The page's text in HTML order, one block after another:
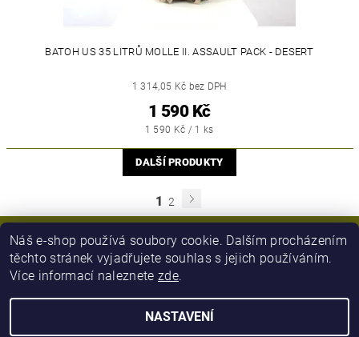
BATOH US 35 LITRŮ MOLLE II. ASSAULT PACK - DESERT
1 314,05 Kč bez DPH
1 590 Kč
1 590 Kč / 1 ks
DALŠÍ PRODUKTY
1 2
Náš e-shop používá soubory cookie. Dalším procházením
těchto stránek vyjadřujete souhlas s jejich používáním.
Více informací naleznetezde.
NASTAVENÍ